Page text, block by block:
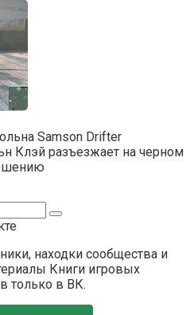
Samson Drifter
Клэй разъезжает на черном
находки сообщества и
Книги игровых
только в ВК.